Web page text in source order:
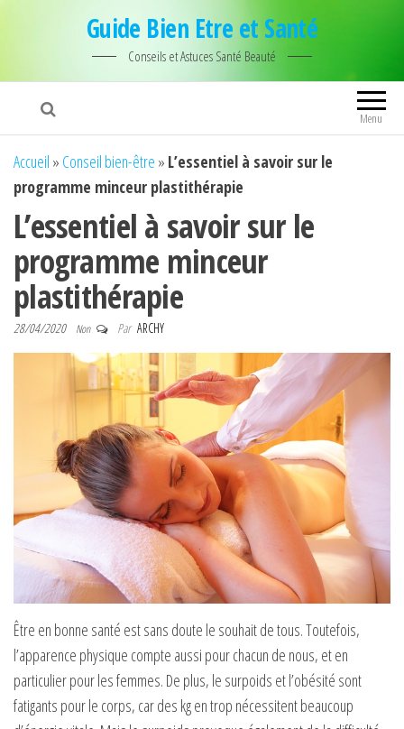
Guide Bien Etre et Santé
Conseils et Astuces Santé Beauté
Menu
Accueil » Conseil bien-être » L’essentiel à savoir sur le
programme minceur plastithérapie
L’essentiel à savoir sur le
programme minceur
plastithérapie
28/04/2020 Non Par ARCHY
Être en bonne santé est sans doute le souhait de tous. Toutefois,
l’apparence physique compte aussi pourchacun de nous, et en
particulier pour les femmes. De plus, le surpoids et l’obésité sont
fatigants pour le corps, car des kg en trop nécessitent beaucoup